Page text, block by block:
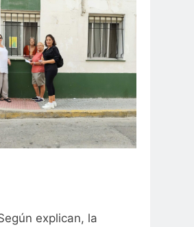
explican, la